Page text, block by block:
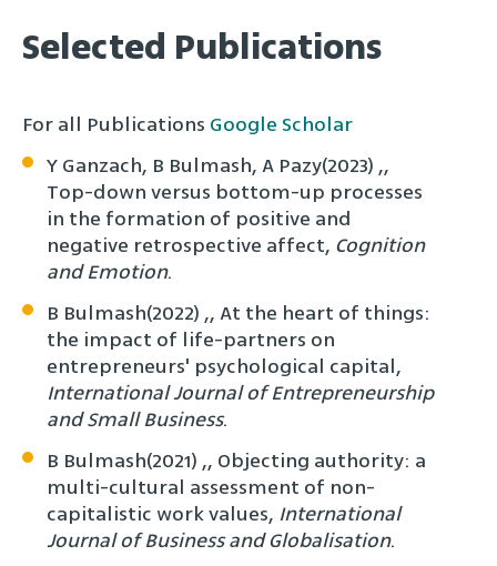
Selected Publications
For all Publications Google Scholar
Y Ganzach, B Bulmash, A Pazy‏, (2023),
Top-down versus bottom-up processes
in the formation of positive and
negative retrospective affect, Cognition
and Emotion.
B Bulmash‏, (2022), At the heart of things:
the impact of life-partners on
entrepreneurs' psychological capital‏,
International Journal of Entrepreneurship
and Small Business.
B Bulmash‏, (2021), Objecting authority: a
multi-cultural assessment of non-
capitalistic work values‏, International
Journal of Business and Globalisation.